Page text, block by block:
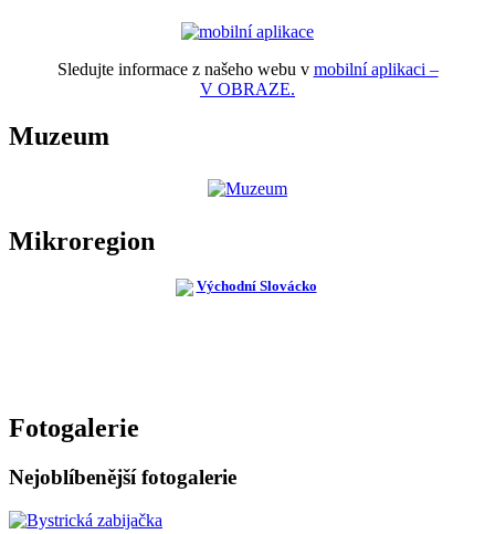
Sledujte informace z našeho webu v mobilní aplikaci –
V OBRAZE.
Muzeum
Mikroregion
Fotogalerie
Nejoblíbenější fotogalerie